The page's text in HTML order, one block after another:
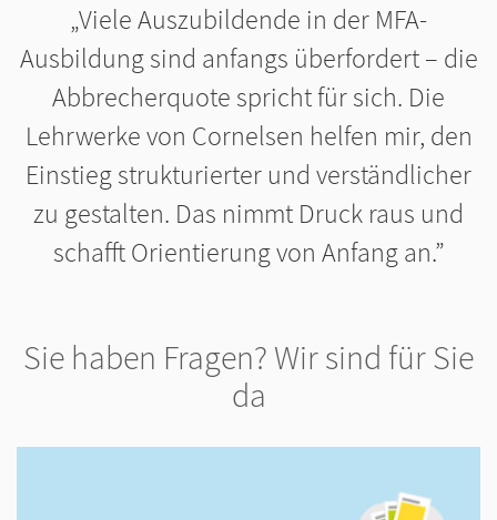
Viele Auszubildende in der MFA-
Ausbildung sind anfangs überfordert – die
Abbrecherquote spricht für sich. Die
Lehrwerke von Cornelsen helfen mir, den
Einstieg strukturierter und verständlicher
zu gestalten. Das nimmt Druck raus und
schafft Orientierung von Anfang an.
Sie haben Fragen? Wir sind für Sie
da